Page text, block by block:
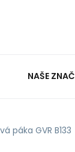
NAŠE
páka GVR B133